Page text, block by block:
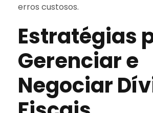
erros custosos.
Estratégias
Gerenciar e
Negociar